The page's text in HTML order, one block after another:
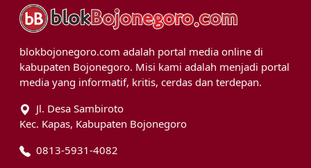
blokbojonegoro.com adalah portal media online di
kabupaten Bojonegoro. Misi kami adalah menjadi portal
media yang informatif, kritis, cerdas dan terdepan.
Jl. Desa Sambiroto
Kec. Kapas, Kabupaten Bojonegoro
0813-5931-4082